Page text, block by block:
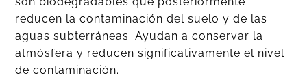
reducen la contaminación del suelo y de las
aguas subterráneas. Ayudan a conservar la
atmósfera y reducen significativamente el nivel
de contaminación.